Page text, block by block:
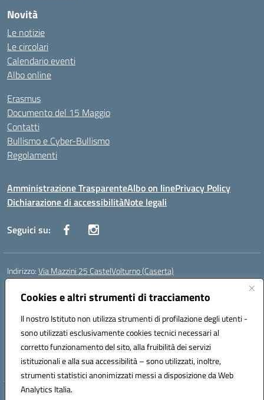
Cookies e altri strumenti di tracciamento
Il nostro Istituto non utilizza strumenti di profilazione degli utenti -
sono utilizzati esclusivamente cookies tecnici necessari al
corretto funzionamento del sito, alla fruibilità dei servizi
istituzionali e alla sua accessibilità – sono utilizzati, inoltre,
strumenti statistici anonimizzati messi a disposizione da Web
Analytics Italia.
Novità
Le notizie
Le circolari
Calendario eventi
Albo online
Erasmus
Documento del 15 Maggio
Contatti
Bullismo e Cyber-Bullismo
Regolamenti
Amministrazione TrasparenteAlbo on linePrivacy Policy
Dichiarazione di accessibilitàNote legali
Seguici su:
Indirizzo:Via Mazzini 25 CastelVolturno (Caserta)
Centralino:
Posta elettronica certificata (PEC):ceis014005@pec.istruzione.it
Codice fiscale: 93063510619
Codice meccanografico:CEIS014005
Codice Indice delle Pubbliche Amministrazioni (IPA): istsc_ceis014005
Codice unico di fatturazione (CUF): UOU8EW